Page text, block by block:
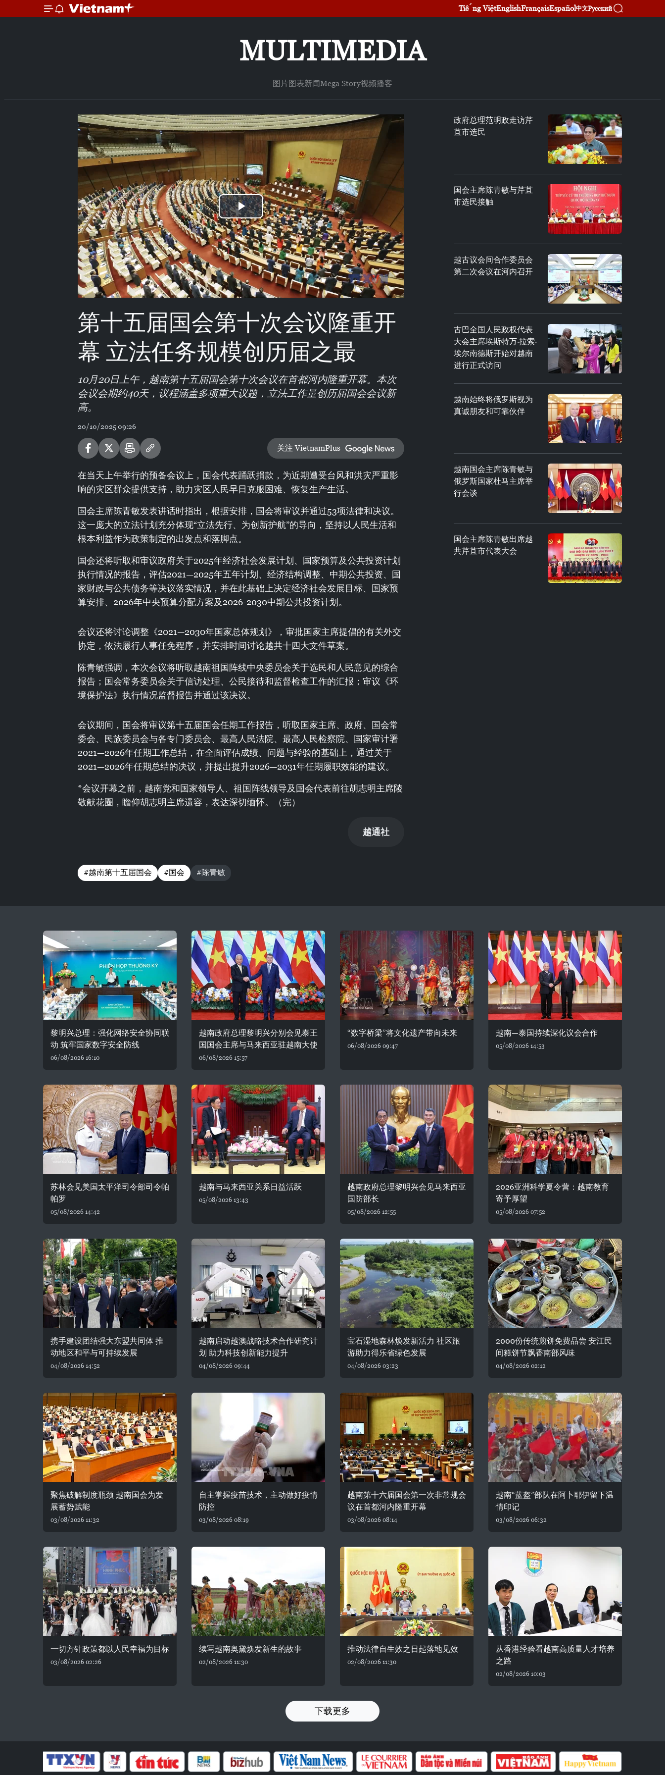
Tiếng ViệtEnglishFrançaisEspañol中文Русский
MULTIMEDIA
图片图表新闻Mega Story视频播客
Play
Video
第十五届国会第十次会议隆重开
幕 立法任务规模创历届之最
10月20日上午，越南第十五届国会第十次会议在首都河内隆重开幕。本次
会议会期约40天，议程涵盖多项重大议题，立法工作量创历届国会会议新
高。
20/10/2025 09:26
关注 VietnamPlus
在当天上午举行的预备会议上，国会代表踊跃捐款，为近期遭受台风和洪灾严重影
响的灾区群众提供支持，助力灾区人民早日克服困难、恢复生产生活。
国会主席陈青敏发表讲话时指出，根据安排，国会将审议并通过53项法律和决议。
这一庞大的立法计划充分体现“立法先行、为创新护航”的导向，坚持以人民生活和
根本利益作为政策制定的出发点和落脚点。
国会还将听取和审议政府关于2025年经济社会发展计划、国家预算及公共投资计划
执行情况的报告，评估2021—2025年五年计划、经济结构调整、中期公共投资、国
家财政与公共债务等决议落实情况，并在此基础上决定经济社会发展目标、国家预
算安排、2026年中央预算分配方案及2026-2030中期公共投资计划。
会议还将讨论调整《2021—2030年国家总体规划》，审批国家主席提倡的有关外交
协定，依法履行人事任免程序，并安排时间讨论越共十四大文件草案。
陈青敏强调，本次会议将听取越南祖国阵线中央委员会关于选民和人民意见的综合
报告；国会常务委员会关于信访处理、公民接待和监督检查工作的汇报；审议《环
境保护法》执行情况监督报告并通过该决议。
会议期间，国会将审议第十五届国会任期工作报告，听取国家主席、政府、国会常
委会、民族委员会与各专门委员会、最高人民法院、最高人民检察院、国家审计署
2021—2026年任期工作总结，在全面评估成绩、问题与经验的基础上，通过关于
2021—2026年任期总结的决议，并提出提升2026—2031年任期履职效能的建议。
*会议开幕之前，越南党和国家领导人、祖国阵线领导及国会代表前往胡志明主席陵
敬献花圈，瞻仰胡志明主席遗容，表达深切缅怀。（完）
越通社
#越南第十五届国会 #国会 #陈青敏
政府总理范明政走访芹
苴市选民
国会主席陈青敏与芹苴
市选民接触
越古议会间合作委员会
第二次会议在河内召开
古巴全国人民政权代表
大会主席埃斯特万·拉索·
埃尔南德斯开始对越南
进行正式访问
越南始终将俄罗斯视为
真诚朋友和可靠伙伴
越南国会主席陈青敏与
俄罗斯国家杜马主席举
行会谈
国会主席陈青敏出席越
共芹苴市代表大会
黎明兴总理：强化网络安全协同联
动 筑牢国家数字安全防线
06/08/2026 16:10
越南政府总理黎明兴分别会见泰王
国国会主席与马来西亚驻越南大使
06/08/2026 15:57
“数字桥梁”将文化遗产带向未来
06/08/2026 09:47
越南—泰国持续深化议会合作
05/08/2026 14:53
苏林会见美国太平洋司令部司令帕
帕罗
05/08/2026 14:42
越南与马来西亚关系日益活跃
05/08/2026 13:43
越南政府总理黎明兴会见马来西亚
国防部长
05/08/2026 12:55
2026亚洲科学夏令营：越南教育
寄予厚望
05/08/2026 07:52
携手建设团结强大东盟共同体 推
动地区和平与可持续发展
04/08/2026 14:52
越南启动越澳战略技术合作研究计
划 助力科技创新能力提升
04/08/2026 09:44
宝石湿地森林焕发新活力 社区旅
游助力得乐省绿色发展
04/08/2026 03:23
2000份传统煎饼免费品尝 安江民
间糕饼节飘香南部风味
04/08/2026 02:12
聚焦破解制度瓶颈 越南国会为发
展蓄势赋能
03/08/2026 11:32
自主掌握疫苗技术，主动做好疫情
防控
03/08/2026 08:19
越南第十六届国会第一次非常规会
议在首都河内隆重开幕
03/08/2026 08:14
越南“蓝盔”部队在阿卜耶伊留下温
情印记
03/08/2026 06:32
一切方针政策都以人民幸福为目标
03/08/2026 02:26
续写越南奥黛焕发新生的故事
02/08/2026 11:30
推动法律自生效之日起落地见效
02/08/2026 11:30
从香港经验看越南高质量人才培养
之路
02/08/2026 10:03
下载更多